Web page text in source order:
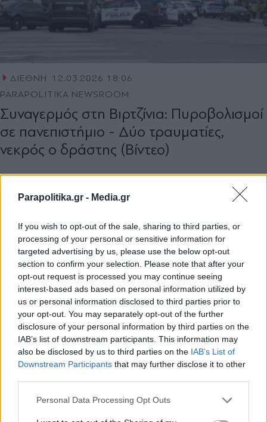
Parapolitika.gr - Media.gr
If you wish to opt-out of the sale, sharing to third parties, or
processing of your personal or sensitive information for
targeted advertising by us, please use the below opt-out
section to confirm your selection. Please note that after your
opt-out request is processed you may continue seeing
interest-based ads based on personal information utilized by
us or personal information disclosed to third parties prior to
your opt-out. You may separately opt-out of the further
disclosure of your personal information by third parties on the
IAB’s list of downstream participants. This information may
also be disclosed by us to third parties on the IAB’s List of
Downstream Participants that may further disclose it to other
Personal Data Processing Opt Outs
ΔΙΕΘΝΗ
12.03.2026 18:06
PARAPOLITIKA NEWSROOM
Συναγερμός στη Βιρτζίνια: Πυροβολισμοί
σε πανεπιστήμιο - Δύο τραυματίες,
νεκρός ο δράστης (Βίντεο)
ΕΛΛΑΔΑ 06.03.2026 19:42
Σοκ στην Πάτρα: 25χρονος φοιτητής
Εγγραφή στο newsletter